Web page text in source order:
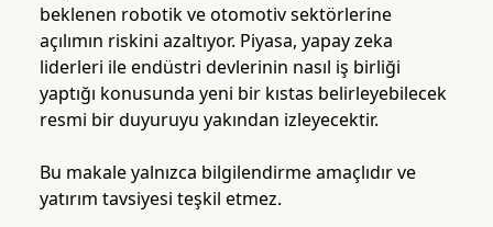
beklenen robotik ve otomotiv sektörlerine
açılımın riskini azaltıyor. Piyasa, yapay zeka
liderleri ile endüstri devlerinin nasıl iş birliği
yaptığı konusunda yeni bir kıstas belirleyebilecek
resmi bir duyuruyu yakından izleyecektir.
Bu makale yalnızca bilgilendirme amaçlıdır ve
yatırım tavsiyesi teşkil etmez.